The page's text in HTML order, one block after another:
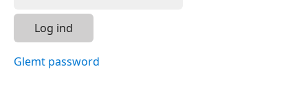
Log ind
Glemt password